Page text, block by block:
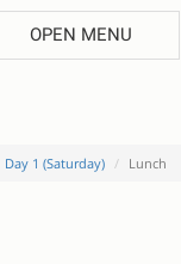
OPEN MENU
Day 1 (Saturday) Lunch